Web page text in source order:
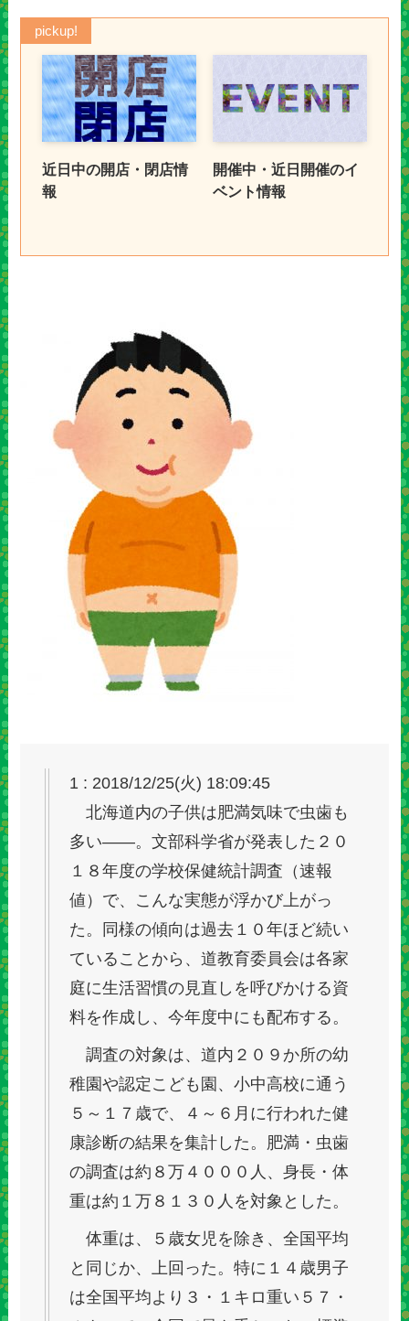
pickup!
近日中の開店・閉店情
報
開催中・近日開催のイ
ベント情報
1 : 2018/12/25(火) 18:09:45
北海道内の子供は肥満気味で虫歯も
多い――。文部科学省が発表した２０
１８年度の学校保健統計調査（速報
値）で、こんな実態が浮かび上がっ
た。同様の傾向は過去１０年ほど続い
ていることから、道教育委員会は各家
庭に生活習慣の見直しを呼びかける資
料を作成し、今年度中にも配布する。
調査の対象は、道内２０９か所の幼
稚園や認定こども園、小中高校に通う
５～１７歳で、４～６月に行われた健
康診断の結果を集計した。肥満・虫歯
の調査は約８万４０００人、身長・体
重は約１万８１３０人を対象とした。
体重は、５歳女児を除き、全国平均
と同じか、上回った。特に１４歳男子
は全国平均より３・１キロ重い５７・